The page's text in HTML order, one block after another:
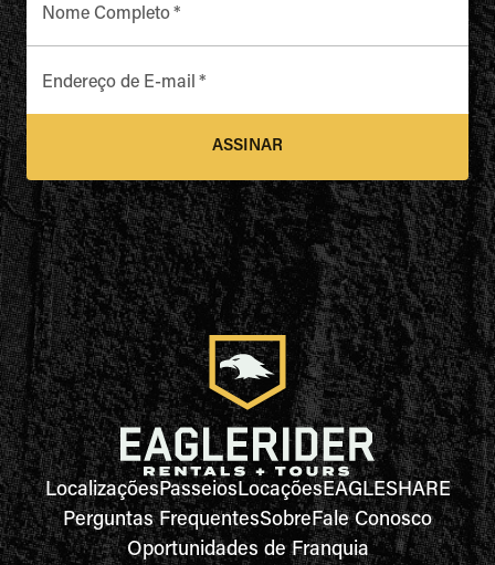
Nome Completo*
Endereço de E-mail *
ASSINAR
LocalizaçõesPasseiosLocaçõesEAGLESHARE
Perguntas FrequentesSobreFale Conosco
Oportunidades de Franquia